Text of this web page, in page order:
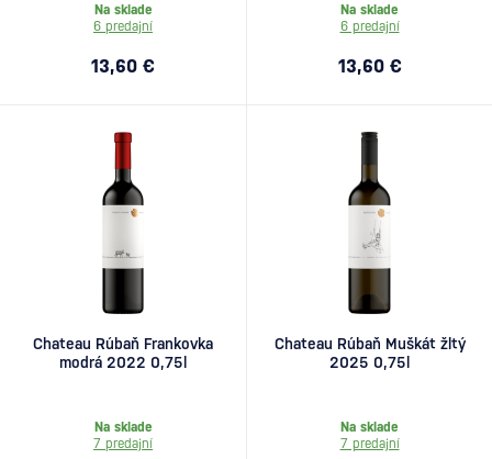
Na sklade
6 predajní
13,60 €
Na sklade
6 predajní
13,60 €
Chateau Rúbaň Frankovka
modrá 2022 0,75l
Na sklade
7 predajní
Chateau Rúbaň Muškát žltý
2025 0,75l
Na sklade
7 predajní